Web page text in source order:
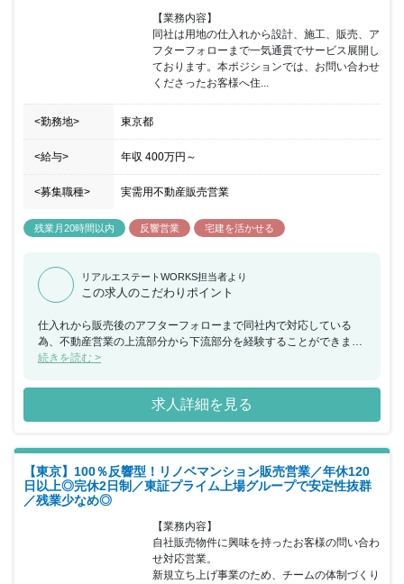
【業務内容】
同社は用地の仕入れから設計、施工、販売、ア
フターフォローまで一気通貫でサービス展開し
ております。本ポジションでは、お問い合わせ
くださったお客様へ住...
<勤務地> 東京都
<給与> 年収 400万円 ～
<募集職種> 実需用不動産販売営業
残業月20時間以内 反響営業 宅建を活かせる
リアルエステートWORKS担当者より
この求人のこだわりポイント
仕入れから販売後のアフターフォローまで同社内で対応している
為、不動産営業の上流部分から下流部分を経験することができま
す。本当のお客様の満足を追求していきたい、不動産のあらゆるフ
メの求人です。
続きを読む >
求人詳細を見る
【東京】100％反響型！リノベマンション販売営業／年休120
日以上◎完休2日制／東証プライム上場グループで安定性抜群
／残業少なめ◎
【業務内容】
自社販売物件に興味を持ったお客様の問い合わ
せ対応営業。
新規立ち上げ事業のため、チームの体制づくり